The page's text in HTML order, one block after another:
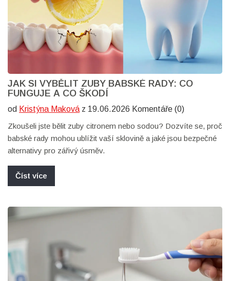
JAK SI VYBĚLIT ZUBY BABSKÉ RADY: CO
FUNGUJE A CO ŠKODÍ
od Kristýna Maková z 19.06.2026 Komentáře (0)
Zkoušeli jste bělit zuby citronem nebo sodou? Dozvíte se, proč
babské rady mohou ublížit vaší sklovině a jaké jsou bezpečné
alternativy pro zářivý úsměv.
Číst více